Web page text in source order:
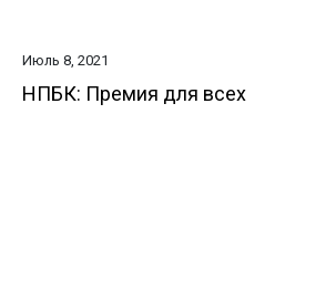
Июль 8, 2021
НПБК: Премия для всех